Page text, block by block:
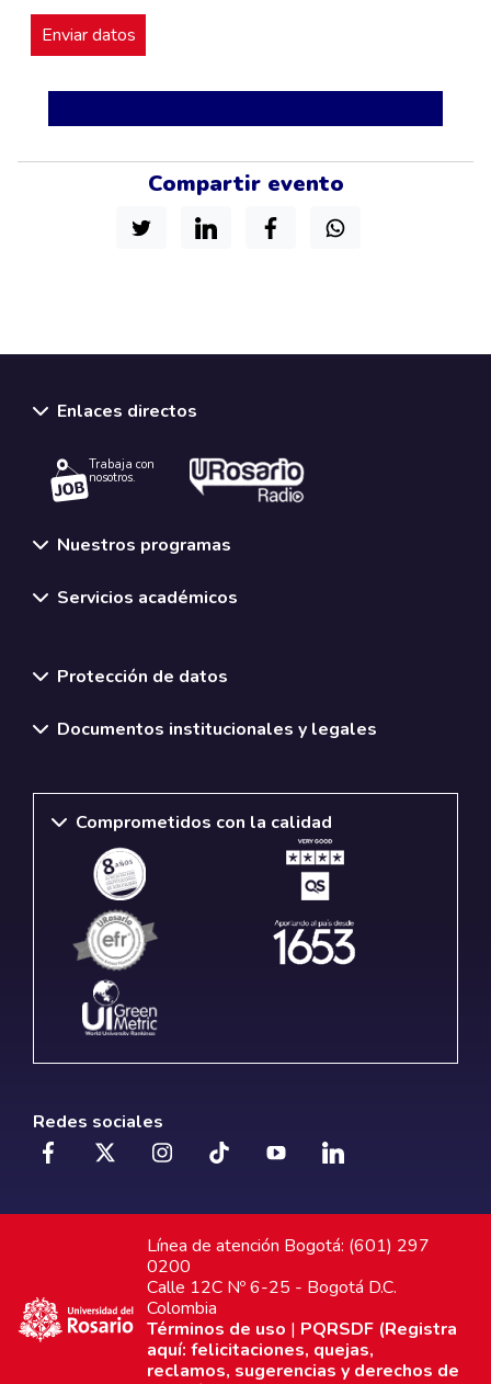
Compartir evento
Enlaces directos
Trabaja con
nosotros.
Nuestros programas
Servicios académicos
Protección de datos
Documentos institucionales y legales
Comprometidos con la calidad
Redes sociales
Línea de atención Bogotá: (601) 297
0200
Calle 12C Nº 6-25 - Bogotá D.C.
Colombia
Términos de uso | PQRSDF (Registra
aquí: felicitaciones, quejas,
reclamos, sugerencias y derechos de